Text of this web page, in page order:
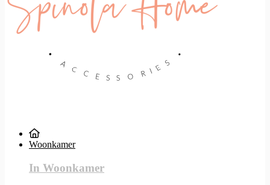
Woonkamer
In Woonkamer